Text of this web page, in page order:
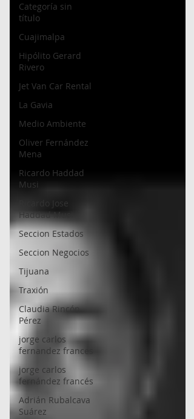
Categoría sin
título
Cuajimalpa
Hipólito Gerard
Rivero
Jet Van Car Rental
La Gavia
Medio Ambiente
Oliver Fernández
Mena
Ricardo Haddad
Musi
Ricardo Jose
Haddad Musi
Seccion Estados
Seccion Negocios
Tijuana
Traxión
Claudia Rincón
Pérez
jorge carlos
fernandez frances
jorge carlos
fernández francés
Adrián Rubalcava
Suárez